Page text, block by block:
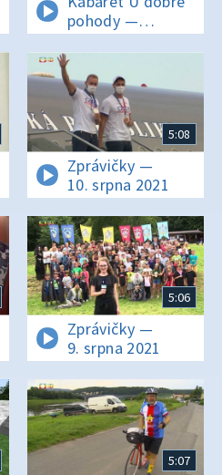
pohody —
Kabaret U dobré
pohody 8
5:08
Zprávičky —
10. srpna 2021
5:06
Zprávičky —
9. srpna 2021
5:07